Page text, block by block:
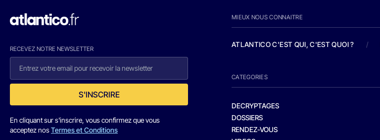
RECEVEZ NOTRE NEWSLETTER
S'INSCRIRE
En cliquant sur s'inscrire, vous confirmez que vous
acceptez nosTermes et Conditions
MIEUX NOUS CONNAITRE
ATLANTICO C'EST QUI, C'EST QUOI ? /
CATEGORIES
DECRYPTAGES
DOSSIERS
RENDEZ-VOUS